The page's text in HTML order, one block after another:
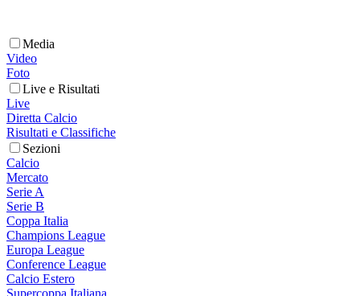
Media
Video
Foto
Live e Risultati
Live
Diretta Calcio
Risultati e Classifiche
Sezioni
Calcio
Mercato
Serie A
Serie B
Coppa Italia
Champions League
Europa League
Conference League
Calcio Estero
Supercoppa Italiana